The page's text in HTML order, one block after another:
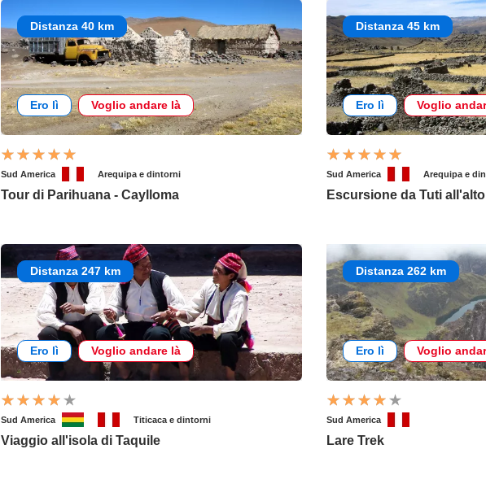
Distanza 40 km
Ero lì Voglio andare là
Sud America Arequipa e dintorni
Tour di Parihuana - Caylloma
Distanza 45 km
Ero lì Voglio
Sud America Arequipa e
Escursione da Tuti
Distanza 247 km
Ero lì Voglio andare là
Sud America Titicaca e dintorni
Viaggio all'isola di Taquile
Distanza 262 km
Ero lì Voglio
Sud America
Lare Trek